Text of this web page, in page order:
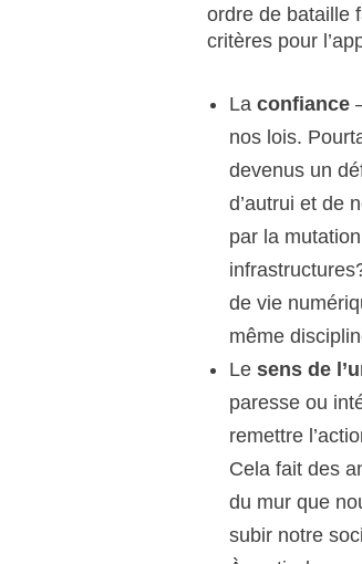
ordre de bataille
critères pour
La confiance
nos lois.
devenus un
d’autrui et de
par la
de vie
même
Le sens de
paresse ou
remettre
Cela fait des
du mur que
subir notre